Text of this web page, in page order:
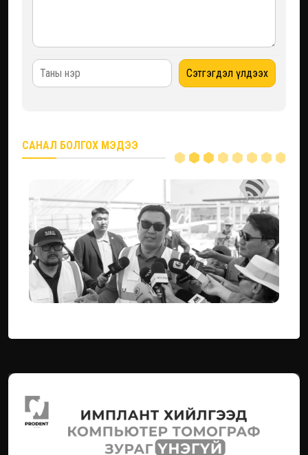
САНАЛ БОЛГОХ МЭДЭЭ